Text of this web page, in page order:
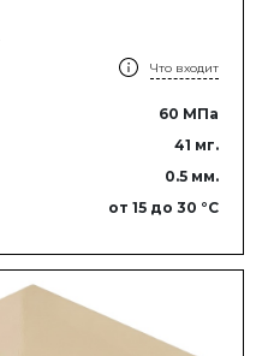
Что входит
60 МПа
41 мг.
0.5 мм.
от 15 до 30 °C